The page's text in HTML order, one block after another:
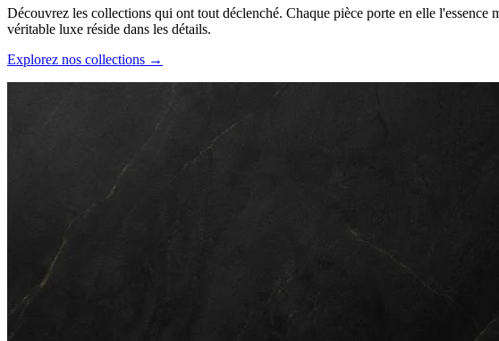
Découvrez les collections qui ont tout déclenché. Chaque pièce porte en elle
véritable luxe réside dans les détails.
Explorez nos collections →